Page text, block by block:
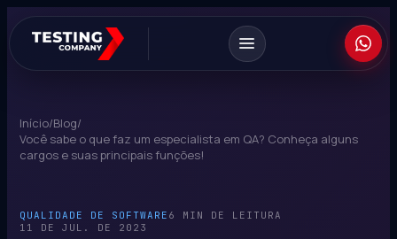
Início/Blog/
Você sabe o que faz um especialista em QA? Conheça alguns
cargos e suas principais funções!
QUALIDADE DE SOFTWARE 6 MIN DE LEITURA
11 DE JUL. DE 2023